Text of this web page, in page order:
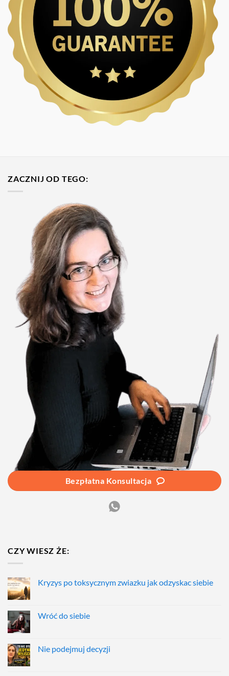
ZACZNIJ OD TEGO:
Bezpłatna Konsultacja
CZY WIESZ ŻE:
Kryzys po toksycznym zwiazku jak odzyskac siebie
Wróć do siebie
Nie podejmuj decyzji